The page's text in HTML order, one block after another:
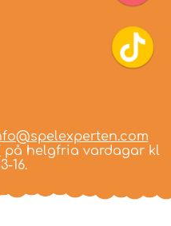
på helgfria vardagar kl
16.